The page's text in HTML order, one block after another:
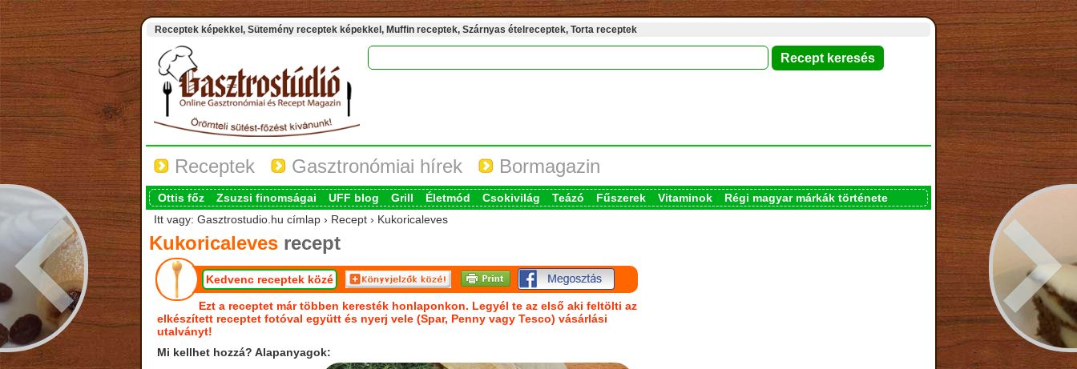
Receptek képekkel, Sütemény receptek képekkel, Muffin receptek, Szárnyas ételreceptek, Torta receptek
Receptek Gasztronómiai hírek Bormagazin
Ottis főz Zsuzsi finomságai UFF blog Grill Életmód Csokivilág Teázó Fűszerek Vitaminok
Régi magyar márkák története
Itt vagy: Gasztrostudio.hu címlap › Recept › Kukoricaleves
Kukoricalevesrecept
Kedvenc receptek közé
Ezt a receptet már többen keresték honlaponkon. Legyél te az első aki feltölti az
elkészített receptet fotóval együtt és nyerj vele (Spar, Penny vagy Tesco) vásárlási
utalványt!
Mi kellhet hozzá? Alapanyagok: